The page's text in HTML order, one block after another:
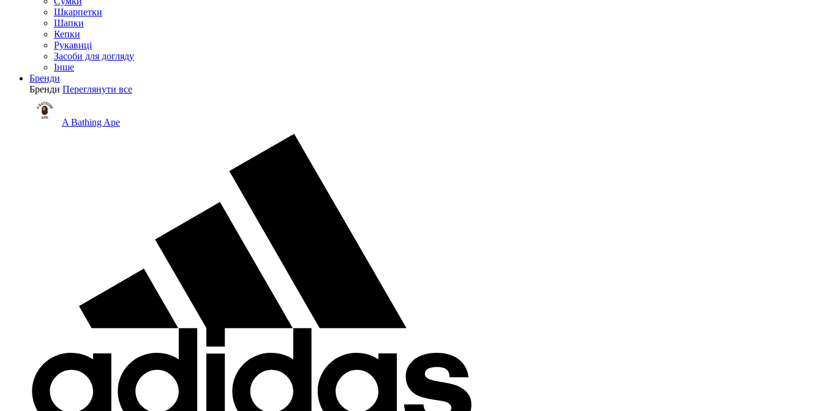
Шкарпетки
Шапки
Кепки
Рукавиці
Засоби для догляду
Інше
Бренди
Бренди Переглянути все
A Bathing Ape